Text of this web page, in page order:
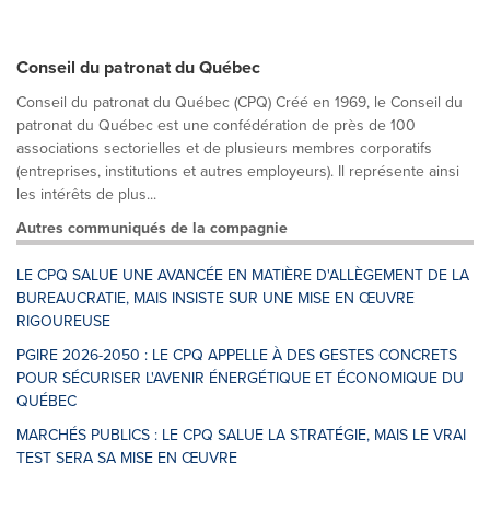
Conseil du patronat du Québec
Conseil du patronat du Québec (CPQ) Créé en 1969, le Conseil du
patronat du Québec est une confédération de près de 100
associations sectorielles et de plusieurs membres corporatifs
(entreprises, institutions et autres employeurs). Il représente ainsi
les intérêts de plus...
Autres communiqués de la compagnie
LE CPQ SALUE UNE AVANCÉE EN MATIÈRE D'ALLÈGEMENT DE LA
BUREAUCRATIE, MAIS INSISTE SUR UNE MISE EN ŒUVRE
RIGOUREUSE
PGIRE 2026-2050 : LE CPQ APPELLE À DES GESTES CONCRETS
POUR SÉCURISER L'AVENIR ÉNERGÉTIQUE ET ÉCONOMIQUE DU
QUÉBEC
MARCHÉS PUBLICS : LE CPQ SALUE LA STRATÉGIE, MAIS LE VRAI
TEST SERA SA MISE EN ŒUVRE